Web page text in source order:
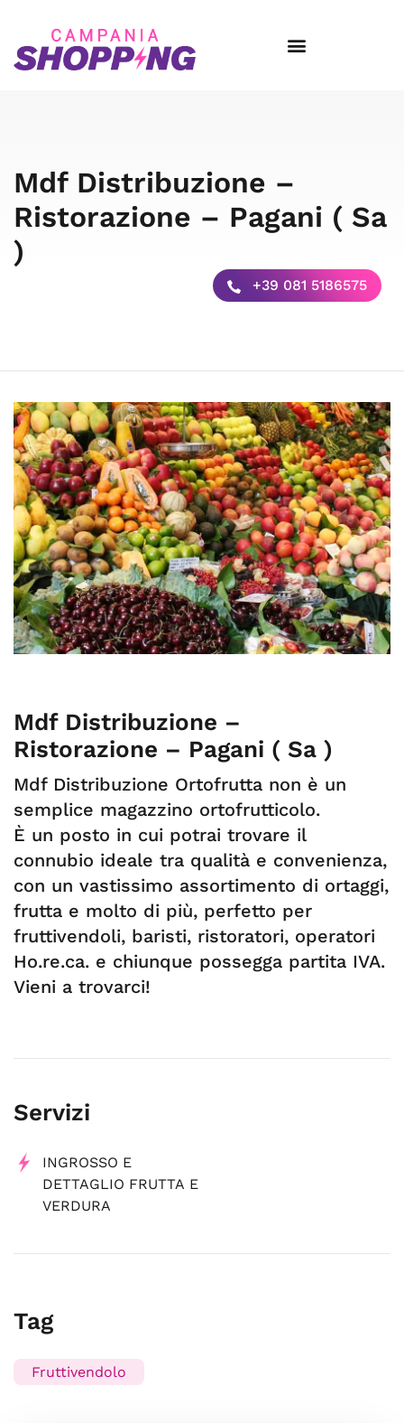
Mdf Distribuzione –
Ristorazione – Pagani ( Sa
)
+39 081 5186575
Mdf Distribuzione –
Ristorazione – Pagani ( Sa )
Mdf Distribuzione Ortofrutta non è un
semplice magazzino ortofrutticolo.
È un posto in cui potrai trovare il
connubio ideale tra qualità e convenienza,
con un vastissimo assortimento di ortaggi,
frutta e molto di più, perfetto per
fruttivendoli, baristi, ristoratori, operatori
Ho.re.ca. e chiunque possegga partita IVA.
Vieni a trovarci!
Servizi
INGROSSO E
DETTAGLIO FRUTTA E
VERDURA
Tag
Fruttivendolo